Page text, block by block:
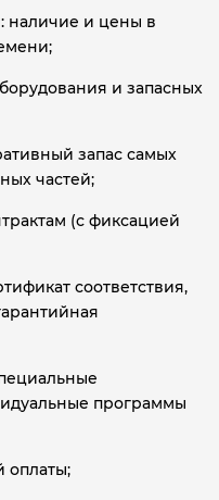
и цены в
и запасных
запас самых
частей;
(с фиксацией
соответствия,
программы
оплаты;